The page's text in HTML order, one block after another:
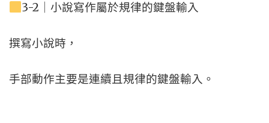
3-2｜小說寫作屬於規律的鍵盤輸入
撰寫小說時，
手部動作主要是連續且規律的鍵盤輸入。